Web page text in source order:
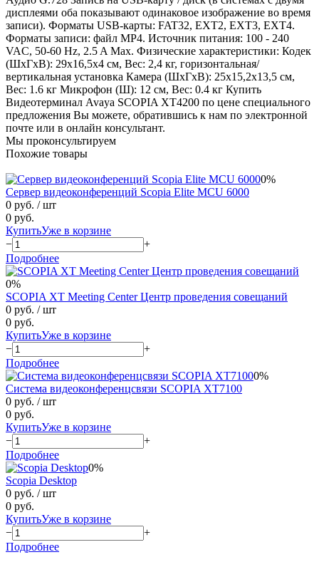
дисплеями оба показывают одинаковое изображение во время
записи). Форматы USB-карты: FAT32, EXT2, EXT3, EXT4.
Форматы записи: файл MP4. Источник питания: 100 - 240
VAC, 50-60 Hz, 2.5 A Max. Физические характеристики: Кодек
(ШхГхВ): 29х16,5х4 см, Вес: 2,4 кг, горизонтальная/
вертикальная установка Камера (ШхГхВ): 25х15,2х13,5 см,
Вес: 1.6 кг Микрофон (Ш): 12 см, Вес: 0.4 кг Купить
Видеотерминал Avaya SCOPIA XT4200 по цене специального
предложения Вы можете, обратившись к нам по электронной
почте или в онлайн консультант.
Мы проконсультируем
Похожие товары
0%
Сервер видеоконференций Scopia Elite MCU 6000
0 руб. / шт
0 руб.
КупитьУже в корзине
−
+
Подробнее
0%
SCOPIA XT Meeting Center Центр проведения совещаний
0 руб. / шт
0 руб.
КупитьУже в корзине
−
+
Подробнее
0%
Система видеоконференцсвязи SCOPIA XT7100
0 руб. / шт
0 руб.
КупитьУже в корзине
−
+
Подробнее
0%
Scopia Desktop
0 руб. / шт
0 руб.
КупитьУже в корзине
−
+
Подробнее